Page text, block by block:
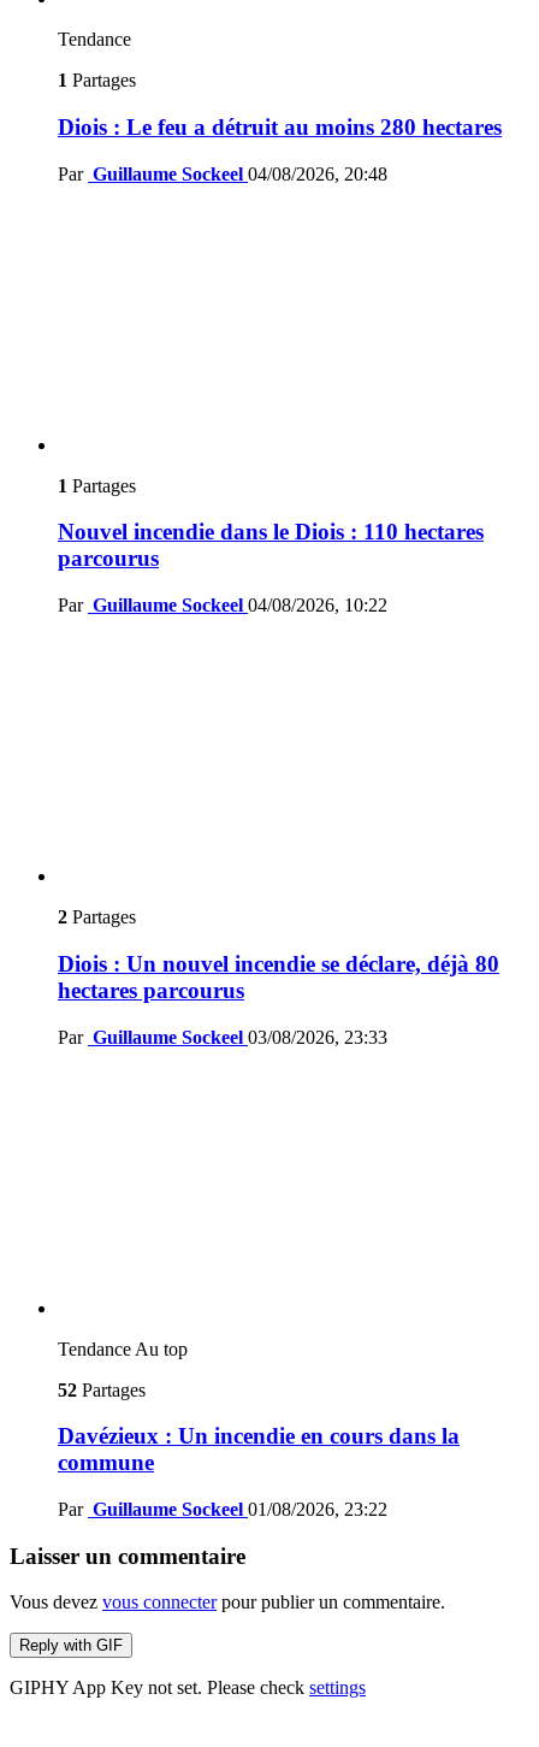
Tendance
1 Partages
Diois : Le feu a détruit au moins 280 hectares
Par Guillaume Sockeel 04/08/2026, 20:48
1 Partages
Nouvel incendie dans le Diois : 110 hectares
parcourus
Par Guillaume Sockeel 04/08/2026, 10:22
2 Partages
Diois : Un nouvel incendie se déclare, déjà 80
hectares parcourus
Par Guillaume Sockeel 03/08/2026, 23:33
Tendance Au top
52 Partages
Davézieux : Un incendie en cours dans la
commune
Par Guillaume Sockeel 01/08/2026, 23:22
Laisser un commentaire
Vous devez vous connecterpour publier un commentaire.
Reply with GIF
GIPHY App Key not set. Please check settings